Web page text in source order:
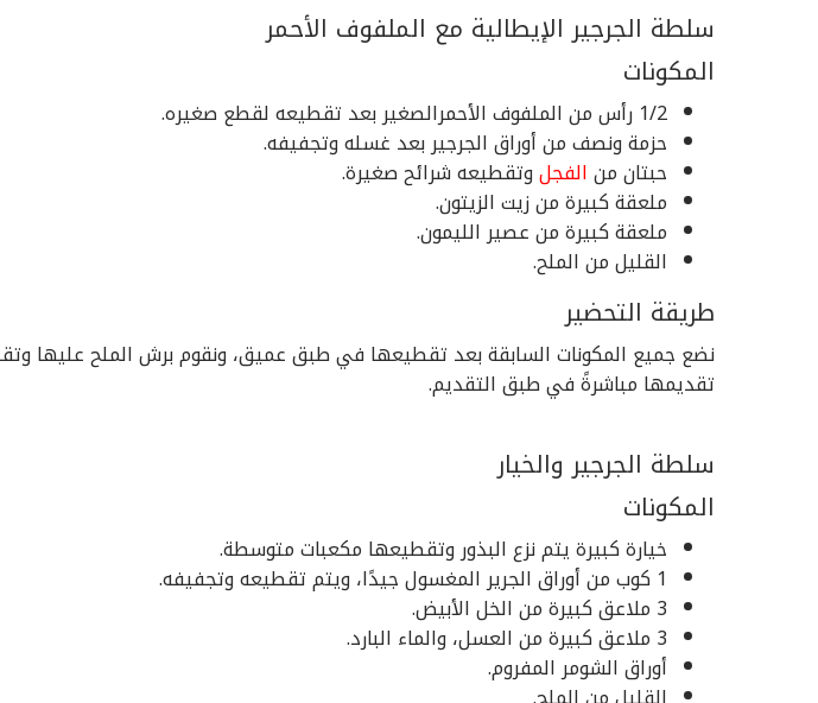
سلطة الجرجير الإيطالية مع الملفوف الأحمر
المكونات
1/2 رأس من الملفوف الأحمرالصغير بعد تقطيعه لقطع صغيره.
حزمة ونصف من أوراق الجرجير بعد غسله وتجفيفه.
حبتان منالفجلوتقطيعه شرائح صغيرة.
ملعقة كبيرة من زيت الزيتون.
ملعقة كبيرة من عصير الليمون.
القليل من الملح.
طريقة التحضير
نضع جميع المكونات السابقة بعد تقطيعها في طبق عميق، ونقوم برش الملح عليها
تقديمها مباشرةً في طبق التقديم.
سلطة الجرجير والخيار
المكونات
خيارة كبيرة يتم نزع البذور وتقطيعها مكعبات متوسطة.
1 كوب من أوراق الجرير المغسول جيدًا، ويتم تقطيعه وتجفيفه.
3 ملاعق كبيرة من الخل الأبيض.
3 ملاعق كبيرة من العسل، والماء البارد.
أوراق الشومر المفروم.